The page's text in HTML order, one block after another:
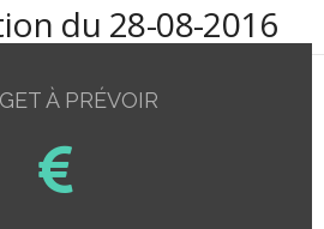
du 28-08-2016
À PRÉVOIR